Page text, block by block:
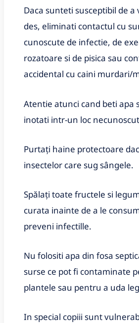
Daca sunteti susceptibil de a
des, eliminati contactul cu
cunoscute de infectie, de
rozatoare si de pisica sau
accidental cu caini murdari/
Atentie atunci cand beti apa
inotati intr-un loc
Purtați haine protectoare
insectelor care sug sângele.
Spălați toate fructele si
curata inainte de a le
preveni infectille.
Nu folositi apa din fosa
surse ce pot fi contaminate
plantele sau pentru a uda
In special copiii sunt